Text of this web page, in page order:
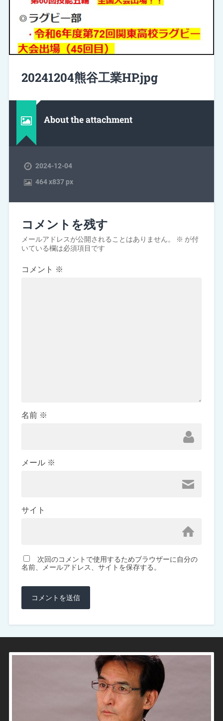
20241204熊谷工業HP.jpg
About the attachment
2024-12-04
464x837 px
コメントを残す
メールアドレスが公開されることはありません。 ※ が付
いている欄は必須項目です
コメント ※
名前 ※
メール ※
サイト
次回のコメントで使用するためブラウザーに自分の
名前、メールアドレス、サイトを保存する。